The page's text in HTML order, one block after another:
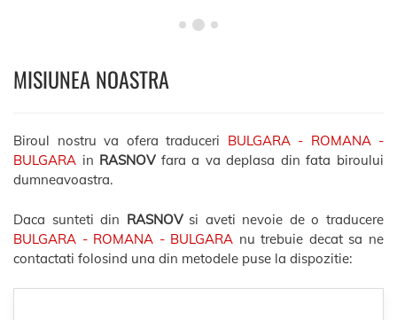
MISIUNEA NOASTRA
Biroul nostru va ofera traduceri BULGARA - ROMANA -
BULGARA in RASNOVfara a va deplasa din fata biroului
dumneavoastra.
Daca sunteti din RASNOVsi aveti nevoie de o traducere
BULGARA - ROMANA - BULGARA nu trebuie decat sa ne
contactati folosind una din metodele puse la dispozitie: